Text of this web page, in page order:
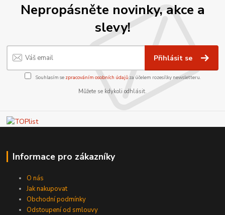
Nepropásněte novinky, akce a
slevy!
Přihlásit se
Souhlasím se zpracováním osobních údajůza účelem rozesílky newsletteru.
Můžete se kdykoli odhlásit.
Informace pro zákazníky
O nás
Jak nakupovat
Obchodní podmínky
Odstoupení od smlouvy